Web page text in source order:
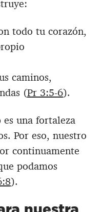
todo tu corazón,
caminos,
(Pr 3:5-6).
una fortaleza
Por eso, nuestro
continuamente
podamos
).